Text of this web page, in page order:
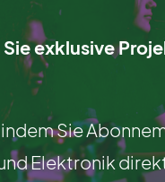
exklusive
Sie
Elektronik